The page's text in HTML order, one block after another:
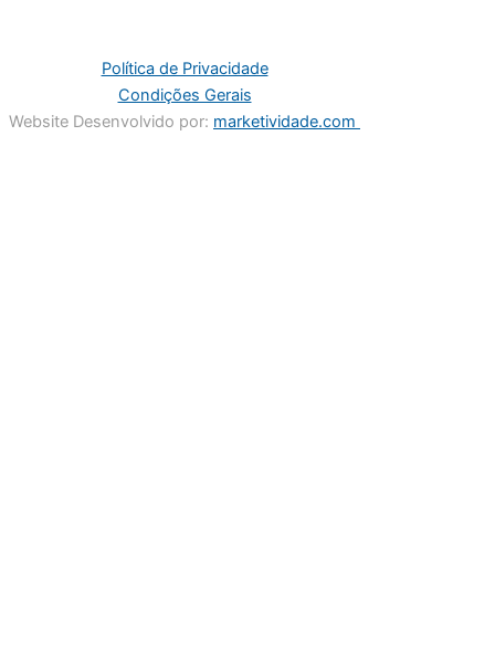
Política de Privacidade
Condições Gerais
Website Desenvolvido por: marketividade.com